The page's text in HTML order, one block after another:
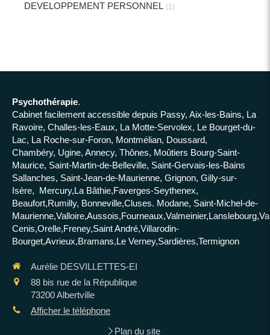
DEVELOPPEMENT PERSONNEL (1)
Psychothérapie.
Cabinet facilement accessible depuis Passy, Aix-les-Bains, La
Ravoire, Challes-les-Eaux, La Motte-Servolex, Le Bourget-du-
Lac, La Roche-sur-Foron, Montmélian, Doussard,
Chambéry, Ugine, Annecy, Thônes, Moûtiers Bourg-Saint-
Maurice, Saint-Martin-de-Belleville, Saint-Gervais-les-Bains
Sallanches, Saint-Jean-de-Maurienne, Grignon, Gilly-sur-
Isère, Mercury,La Bâthie,Faverges-Seythenex,
Beaufort,Rumilly, Bonneville,Cluses. Modane, Saint-Michel-de-
Cenis,Orelle,Freney,Saint André,Villarodin-
Bourget,Avrieux,Bramans,Le Verney,Sardières,Termignon
Aurélie DESVILLETTES-EI
88 bis rue de la République
73200Albertville
Afficher le téléphone
Plan du site